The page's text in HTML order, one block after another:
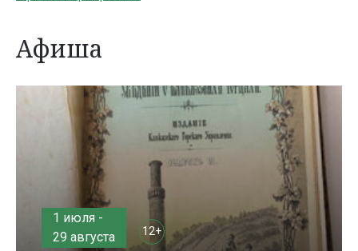
Афиша
1 июля -
29 августа
12+